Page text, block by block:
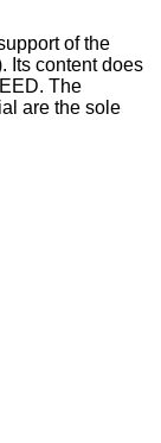
of the
Its content does
The
are the sole